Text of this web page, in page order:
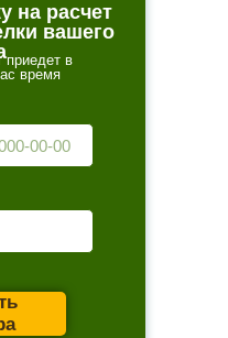
на расчет
вашего
приедет в
время